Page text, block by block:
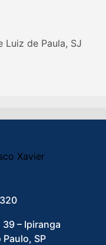
Luiz de Paula, SJ
– Ipiranga
SP